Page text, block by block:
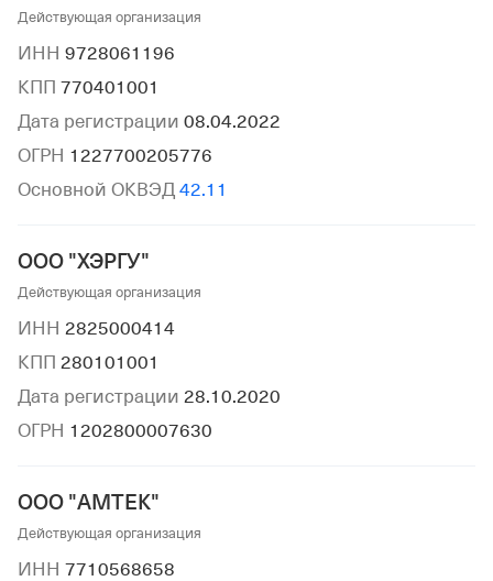
Действующая организация
ИНН 9728061196
КПП 770401001
Дата регистрации 08.04.2022
ОГРН 1227700205776
Основной ОКВЭД 42.11
ООО "ХЭРГУ"
Действующая организация
ИНН 2825000414
КПП 280101001
Дата регистрации 28.10.2020
ОГРН 1202800007630
ООО "АМТЕК"
Действующая организация
ИНН 7710568658